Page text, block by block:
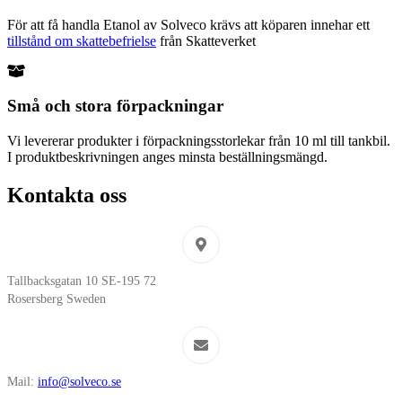
För att få handla Etanol av Solveco krävs att köparen innehar ett
tillstånd om skattebefrielse från Skatteverket
Små och stora förpackningar
Vi levererar produkter i förpackningsstorlekar från 10 ml till tankbil.
I produktbeskrivningen anges minsta beställningsmängd.
Kontakta oss
Tallbacksgatan 10 SE-195 72
Rosersberg Sweden
Mail: info@solveco.se